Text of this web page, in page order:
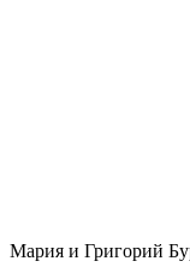
Мария и Григорий